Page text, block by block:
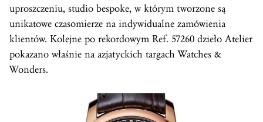
uproszczeniu, studio bespoke, w którym tworzone są
unikatowe czasomierze na indywidualne zamówienia
klientów. Kolejne po rekordowym Ref. 57260 dzieło Atelier
pokazano właśnie na azjatyckich targach Watches &
Wonders.